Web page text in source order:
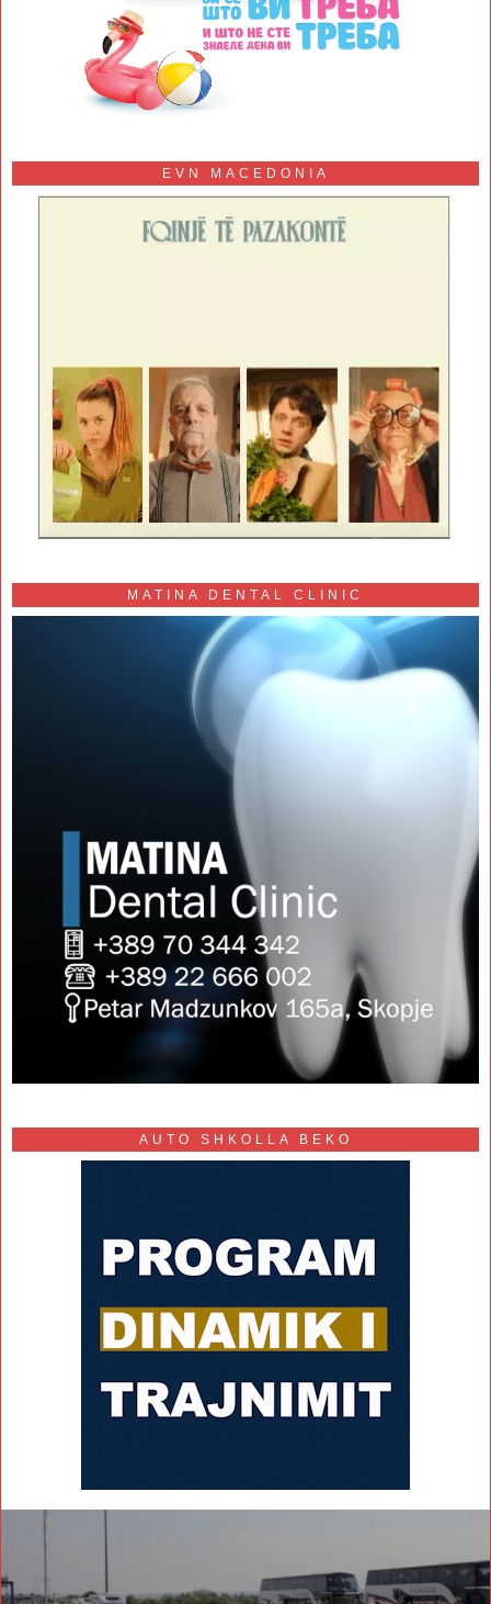
EVN MACEDONIA
MATINA DENTAL CLINIC
AUTO SHKOLLA BEKO